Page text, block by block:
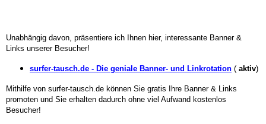
Unabhängig davon, präsentiere ich Ihnen hier, interessante Banner &
Links unserer Besucher!
surfer-tausch.de - Die geniale Banner- und Linkrotation ( aktiv)
Mithilfe von surfer-tausch.de können Sie gratis Ihre Banner & Links
promoten und Sie erhalten dadurch ohne viel Aufwand kostenlos
Besucher!